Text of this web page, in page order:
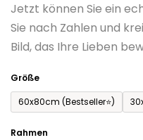
Jetzt können Sie ein
Sie nach Zahlen und
Bild, das Ihre Lieben
Größe
60x80cm (Bestseller⭐)
Rahmen
von
5
Sternen.